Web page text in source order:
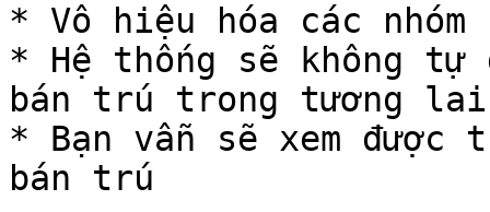
* Vô hiệu hóa các
* Hệ thống sẽ không tự
bán trú trong tương
* Bạn vẫn sẽ xem được
bán trú